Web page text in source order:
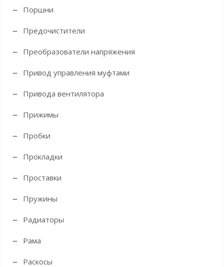
Поршни
Предочистители
Преобразователи напряжения
Привод управления муфтами
Привода вентилятора
Прижимы
Пробки
Прокладки
Проставки
Пружины
Радиаторы
Рама
Раскосы